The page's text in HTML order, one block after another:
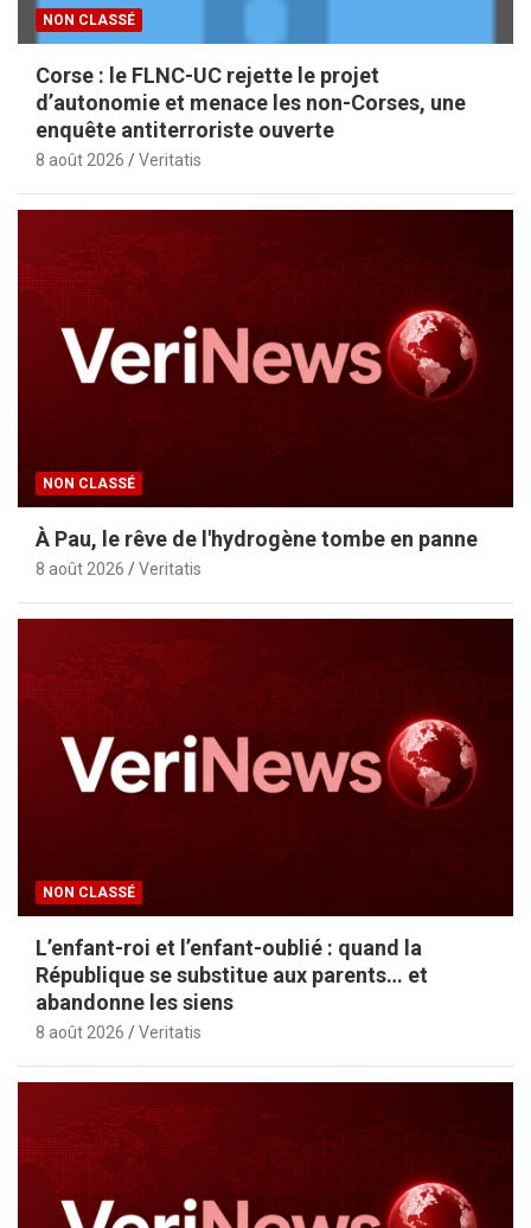
NON CLASSÉ
Corse : le FLNC-UC rejette le projet
d’autonomie et menace les non-Corses, une
enquête antiterroriste ouverte
8 août 2026 Veritatis
NON CLASSÉ
À Pau, le rêve de l'hydrogène tombe en panne
8 août 2026 Veritatis
NON CLASSÉ
L’enfant-roi et l’enfant-oublié : quand la
République se substitue aux parents… et
abandonne les siens
8 août 2026 Veritatis